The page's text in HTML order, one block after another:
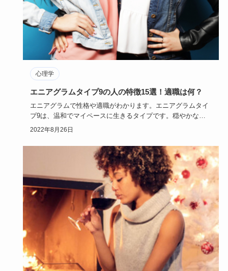
心理学
エニアグラムタイプ9の人の特徴15選！適職は何？
エニアグラムで性格や適職がわかります。エニアグラムタイ
プ9は、温和でマイペースに生きるタイプです。穏やかな性
格は、恋愛にも…
2022年8月26日